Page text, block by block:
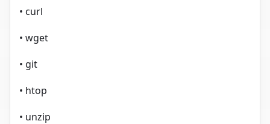
• curl
• wget
• git
• htop
• unzip